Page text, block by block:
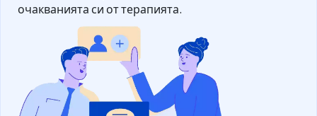
очакванията си от терапията.